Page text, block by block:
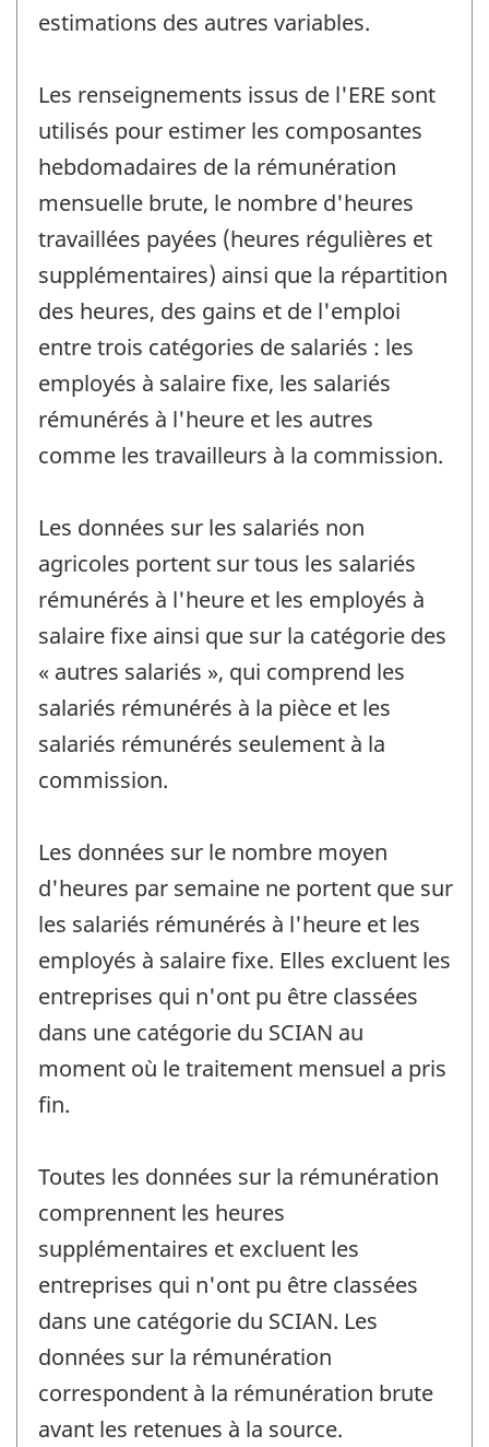
estimations des autres variables.
Les renseignements issus de l'ERE sont
utilisés pour estimer les composantes
hebdomadaires de la rémunération
mensuelle brute, le nombre d'heures
travaillées payées (heures régulières et
supplémentaires) ainsi que la répartition
des heures, des gains et de l'emploi
entre trois catégories de salariés : les
employés à salaire fixe, les salariés
rémunérés à l'heure et les autres
comme les travailleurs à la commission.
Les données sur les salariés non
agricoles portent sur tous les salariés
rémunérés à l'heure et les employés à
salaire fixe ainsi que sur la catégorie des
« autres salariés », qui comprend les
salariés rémunérés à la pièce et les
salariés rémunérés seulement à la
commission.
Les données sur le nombre moyen
d'heures par semaine ne portent que sur
les salariés rémunérés à l'heure et les
employés à salaire fixe. Elles excluent les
entreprises qui n'ont pu être classées
dans une catégorie du SCIAN au
moment où le traitement mensuel a pris
fin.
Toutes les données sur la rémunération
comprennent les heures
supplémentaires et excluent les
entreprises qui n'ont pu être classées
dans une catégorie du SCIAN. Les
données sur la rémunération
correspondent à la rémunération brute
avant les retenues à la source.